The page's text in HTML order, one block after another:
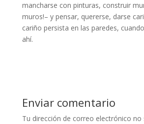
mancharse con pinturas, construir
muros!– y pensar, quererse, darse
cariño persista en las paredes,
ahí.
Enviar comentario
Tu dirección de correo electrónico no